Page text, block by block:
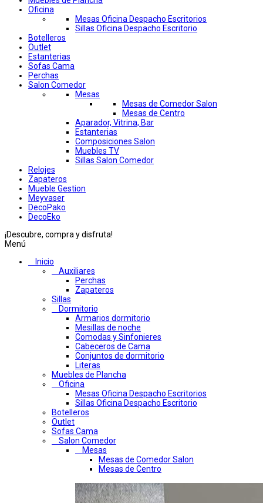
Oficina
Mesas Oficina Despacho Escritorios
Sillas Oficina Despacho Escritorio
Botelleros
Outlet
Estanterias
Sofas Cama
Perchas
Salon Comedor
Mesas
Mesas de Comedor Salon
Mesas de Centro
Aparador, Vitrina, Bar
Estanterias
Composiciones Salon
Muebles TV
Sillas Salon Comedor
Relojes
Zapateros
Mueble Gestion
Meyvaser
DecoPako
DecoEko
¡Descubre, compra y disfruta!
Menú
Inicio
Auxiliares
Perchas
Zapateros
Sillas
Dormitorio
Armarios dormitorio
Mesillas de noche
Comodas y Sinfonieres
Cabeceros de Cama
Conjuntos de dormitorio
Literas
Muebles de Plancha
Oficina
Mesas Oficina Despacho Escritorios
Sillas Oficina Despacho Escritorio
Botelleros
Outlet
Sofas Cama
Salon Comedor
Mesas
Mesas de Comedor Salon
Mesas de Centro